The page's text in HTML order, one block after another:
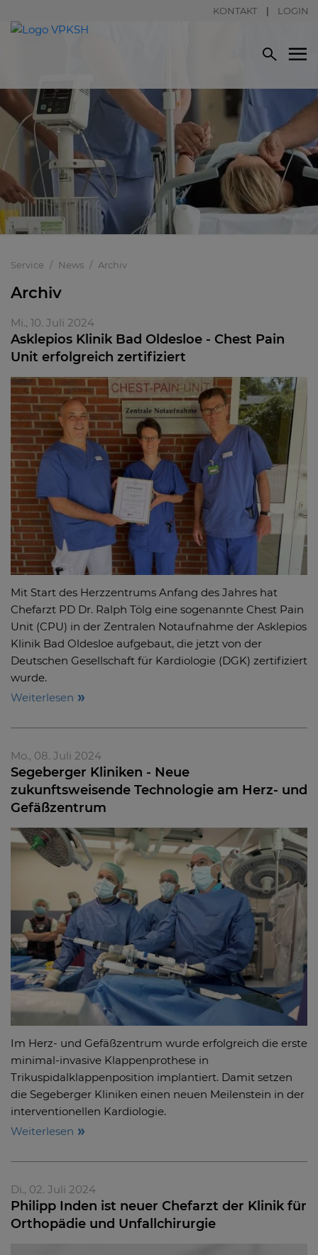
KONTAKT LOGIN
Service News Archiv
Archiv
Mi., 10. Juli 2024
Asklepios Klinik Bad Oldesloe - Chest Pain
Unit erfolgreich zertifiziert
Mit Start des Herzzentrums Anfang des Jahres hat
Chefarzt PD Dr. Ralph Tölg eine sogenannte Chest Pain
Unit (CPU) in der Zentralen Notaufnahme der Asklepios
Klinik Bad Oldesloe aufgebaut, die jetzt von der
Deutschen Gesellschaft für Kardiologie (DGK) zertifiziert
wurde.
Weiterlesen
Mo., 08. Juli 2024
Segeberger Kliniken - Neue
zukunftsweisende Technologie am Herz- und
Gefäßzentrum
Im Herz- und Gefäßzentrum wurde erfolgreich die erste
minimal-invasive Klappenprothese in
Trikuspidalklappenposition implantiert. Damit setzen
die Segeberger Kliniken einen neuen Meilenstein in der
interventionellen Kardiologie.
Weiterlesen
Di., 02. Juli 2024
Philipp Inden ist neuer Chefarzt der Klinik für
Orthopädie und Unfallchirurgie